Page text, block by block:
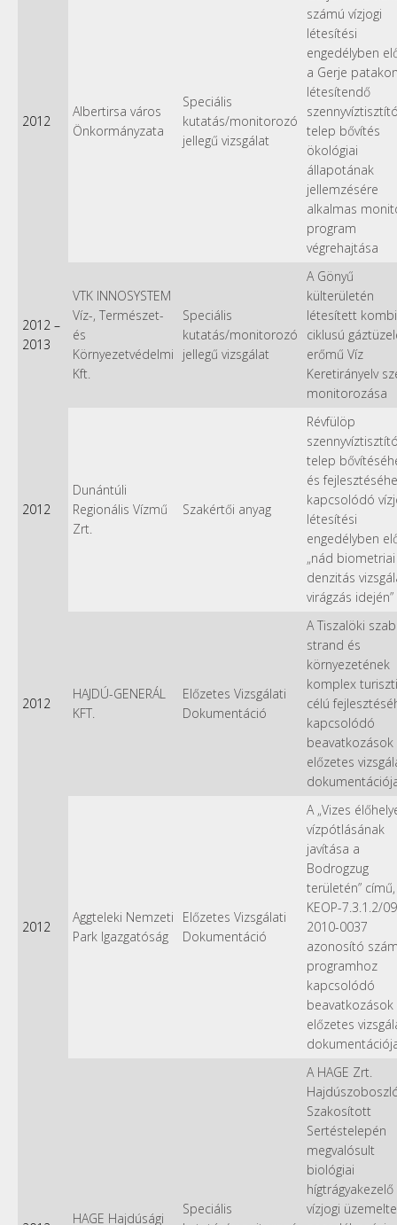
2012
Albertirsa város
Önkormányzata
Speciális
kutatás/monitorozó
jellegű vizsgálat
számú vízjogi
létesítési
engedélyben
a Gerje
létesítendő
telep bővítés
ökológiai
állapotának
jellemzésére
alkalmas
program
végrehajtása
2012 –
2013
VTK INNOSYSTEM
Víz-, Természet-
és
Környezetvédelmi
Kft.
Speciális
kutatás/monitorozó
jellegű vizsgálat
A Gönyű
külterületén
létesített
ciklusú
erőmű Víz
Keretirányelv
monitorozása
2012
Dunántúli
Regionális Vízmű
Zrt.
Szakértői anyag
Révfülöp
telep
és
kapcsolódó
létesítési
engedélyben
„nád
denzitás
virágzás idején”
2012
HAJDÚ-GENERÁL
KFT.
Előzetes Vizsgálati
Dokumentáció
A Tiszalöki
strand és
környezetének
komplex
célú
kapcsolódó
beavatkozások
előzetes
2012
Aggteleki Nemzeti
Park Igazgatóság
Előzetes Vizsgálati
Dokumentáció
A „Vizes
vízpótlásának
javítása a
Bodrogzug
területén” című,
KEOP-7.3.1.2/
2010-0037
azonosító
programhoz
kapcsolódó
beavatkozások
előzetes
HAGE Hajdúsági
Speciális
A HAGE Zrt.
Szakosított
Sertéstelepén
megvalósult
biológiai
hígtrágyakezelő
vízjogi